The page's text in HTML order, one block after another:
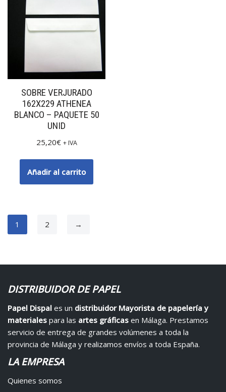
SOBRE VERJURADO
162X229 ATHENEA
BLANCO – PAQUETE 50
UNID
25,20€ + IVA
Añadir al carrito
1 2 →
DISTRIBUIDOR DE PAPEL
Papel Dispal es un distribuidor Mayorista de papelería y
materiales para las artes gráficas en Málaga. Prestamos
servicio de entrega de grandes volúmenes a toda la
provincia de Málaga y realizamos envíos a toda España.
LA EMPRESA
Quienes somos